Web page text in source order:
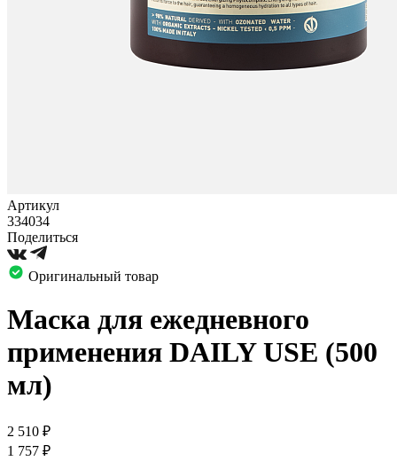
Артикул
334034
Поделиться
Оригинальный товар
Маска для ежедневного
применения DAILY USE (500
мл)
2 510 ₽
1 757 ₽